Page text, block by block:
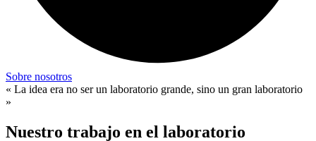
Sobre nosotros
« La idea era no ser un laboratorio grande, sino un gran laboratorio
»
Nuestro trabajo en el laboratorio